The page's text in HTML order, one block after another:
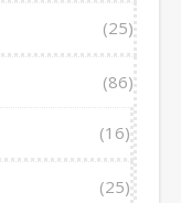
(25)
(86)
(16)
(25)